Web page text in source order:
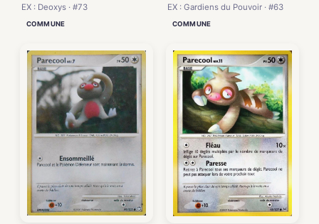
EX : Deoxys · #73
COMMUNE
EX : Gardiens du Pouvoir · #63
COMMUNE